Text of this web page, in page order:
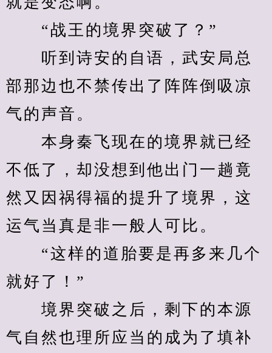
“战王的境界突破了？”
听到诗安的自语，武安局总
部那边也不禁传出了阵阵倒吸凉
气的声音。
本身秦飞现在的境界就已经
不低了，却没想到他出门一趟竟
然又因祸得福的提升了境界，这
运气当真是非一般人可比。
“这样的道胎要是再多来几个
就好了！”
境界突破之后，剩下的本源
气自然也理所应当的成为了填补